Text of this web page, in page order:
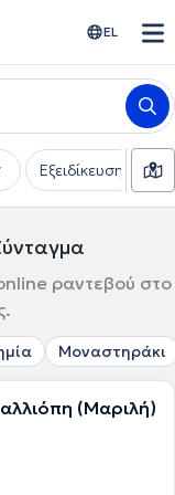
EL
Εξειδίκευση
ραντεβού στο
Μοναστηράκι
(Μαριλή)